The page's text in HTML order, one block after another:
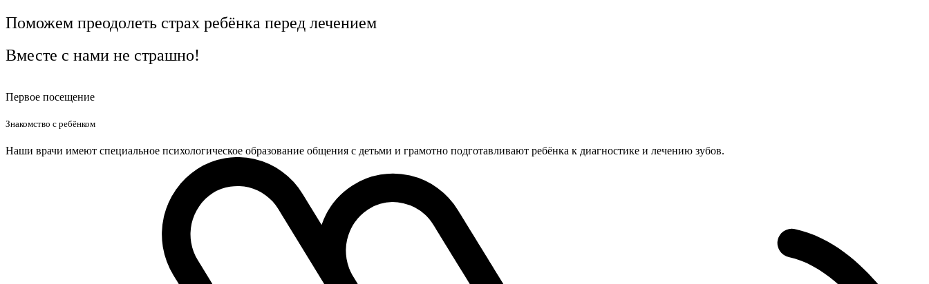
Поможем преодолеть страх ребёнка перед лечением
Вместе с нами не страшно!
Первое посещение
Знакомство с ребёнком
Наши врачи имеют специальное психологическое образование общения с детьми и грамотно подготавливают ребёнка к диагностике и лечению зубов.